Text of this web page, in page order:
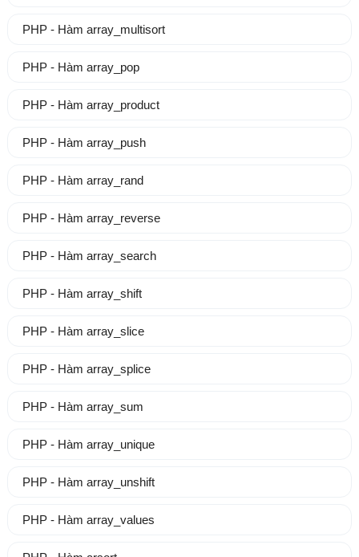
PHP - Hàm array_multisort
PHP - Hàm array_pop
PHP - Hàm array_product
PHP - Hàm array_push
PHP - Hàm array_rand
PHP - Hàm array_reverse
PHP - Hàm array_search
PHP - Hàm array_shift
PHP - Hàm array_slice
PHP - Hàm array_splice
PHP - Hàm array_sum
PHP - Hàm array_unique
PHP - Hàm array_unshift
PHP - Hàm array_values